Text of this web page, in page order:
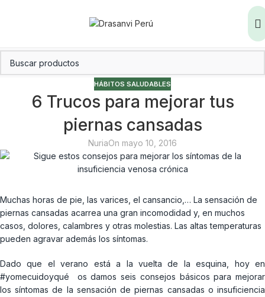
HÁBITOS SALUDABLES
6 Trucos para mejorar tus
piernas cansadas
NuriaOn mayo 10, 2016
Muchas horas de pie, las varices, el cansancio,… La sensación de
piernas cansadas acarrea una gran incomodidad y, en muchos
casos, dolores, calambres y otras molestias. Las altas temperaturas
pueden agravar además los síntomas.
Dado que el verano está a la vuelta de la esquina, hoy en
#yomecuidoyqué os damos seis consejos básicos para mejorar
los síntomas de la sensación de piernas cansadas o insuficiencia